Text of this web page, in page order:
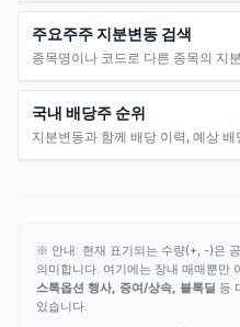
주요주주 지분변동 검색
종목명이나 코드로 다른 종목의 지
국내 배당주 순위
지분변동과 함께 배당 이력, 예상
※ 안내: 현재 표기되는 수량(+, -)은
의미합니다. 여기에는 장내 매매뿐만
스톡옵션 행사, 증여/상속, 블록딜 등
있습니다.